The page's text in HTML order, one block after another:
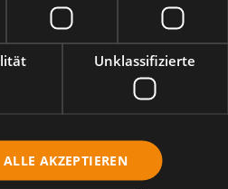
Unklassifizierte
ALLE AKZEPTIEREN